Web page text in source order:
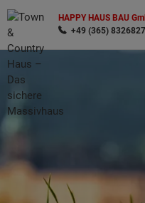
HAPPY HAUS BAU
+49 (365) 8326827
Wonach möchten